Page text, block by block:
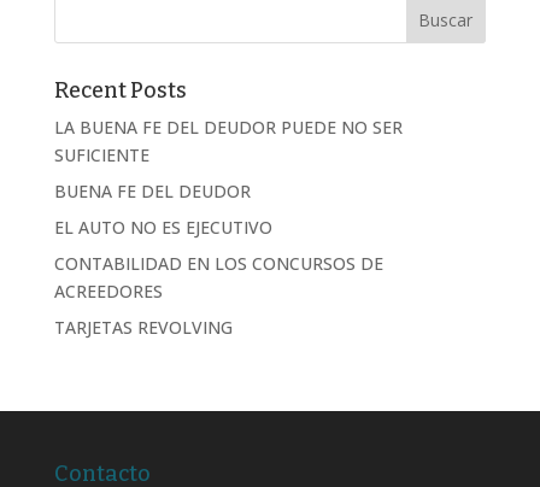
Recent Posts
LA BUENA FE DEL DEUDOR PUEDE NO SER
SUFICIENTE
BUENA FE DEL DEUDOR
EL AUTO NO ES EJECUTIVO
CONTABILIDAD EN LOS CONCURSOS DE
ACREEDORES
TARJETAS REVOLVING
Contacto